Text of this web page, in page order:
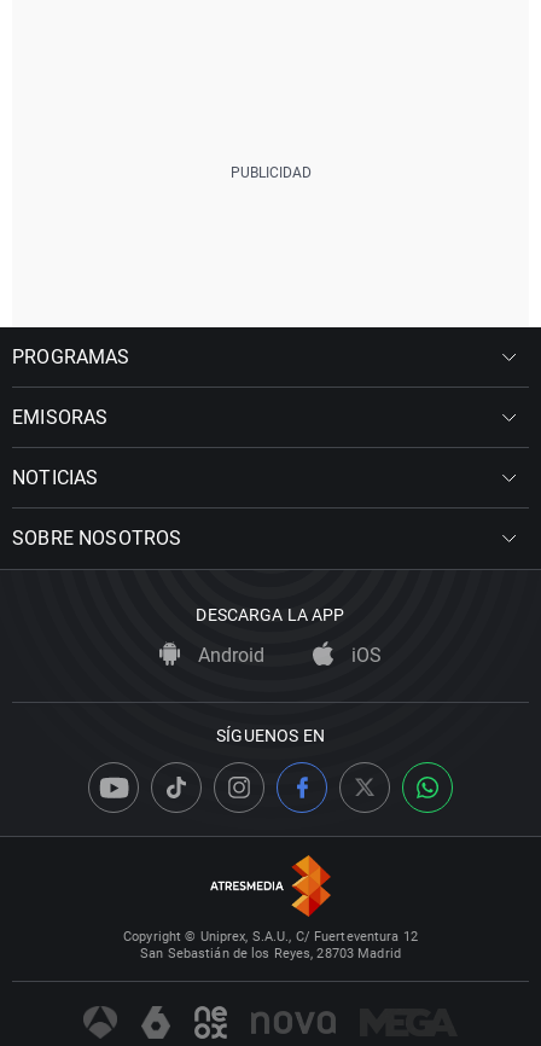
PROGRAMAS
EMISORAS
NOTICIAS
SOBRE NOSOTROS
DESCARGA LA APP
Android iOS
SÍGUENOS EN
Copyright © Uniprex, S.A.U., C/ Fuerteventura 12
San Sebastián de los Reyes, 28703 Madrid